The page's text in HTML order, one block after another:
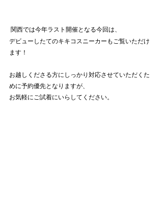
関西では今年ラスト開催となる今回は、
デビューしたてのキキコスニーカーもご覧いただけ
ます！
お越しくださる方にしっかり対応させていただくた
めに予約優先となりますが、
お気軽にご試着にいらしてください。